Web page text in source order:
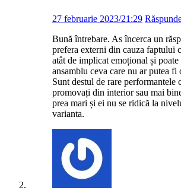
27 februarie 2023/21:29
Bună întrebare. As încerca un
prefera externi din cauza faptului
atât de implicat emoțional și
ansamblu ceva care nu ar putea fi
Sunt destul de rare performantele
promovați din interior sau mai
prea mari și ei nu se ridică la
varianta.